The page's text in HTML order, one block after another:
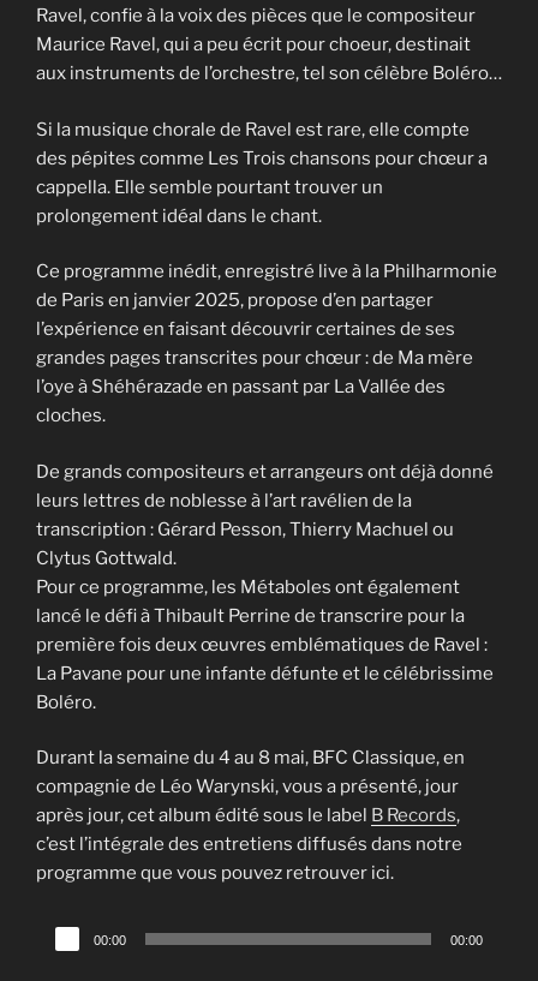
Ravel, confie à la voix des pièces que le compositeur
Maurice Ravel, qui a peu écrit pour choeur, destinait
aux instruments de l’orchestre, tel son célèbre Boléro…
Si la musique chorale de Ravel est rare, elle compte
des pépites comme Les Trois chansons pour chœur a
cappella. Elle semble pourtant trouver un
prolongement idéal dans le chant.
Ce programme inédit, enregistré live à la Philharmonie
de Paris en janvier 2025, propose d’en partager
l’expérience en faisant découvrir certaines de ses
grandes pages transcrites pour chœur : de Ma mère
l’oye à Shéhérazade en passant par La Vallée des
cloches.
De grands compositeurs et arrangeurs ont déjà donné
leurs lettres de noblesse à l’art ravélien de la
transcription : Gérard Pesson, Thierry Machuel ou
Clytus Gottwald.
Pour ce programme, les Métaboles ont également
lancé le défi à Thibault Perrine de transcrire pour la
première fois deux œuvres emblématiques de Ravel :
La Pavane pour une infante défunte et le célébrissime
Boléro.
Durant la semaine du 4 au 8 mai, BFC Classique, en
compagnie de Léo Warynski, vous a présenté, jour
après jour, cet album édité sous le label B Records,
c’est l’intégrale des entretiens diffusés dans notre
programme que vous pouvez retrouver ici.
Lecteur
audio
00:00 00:00